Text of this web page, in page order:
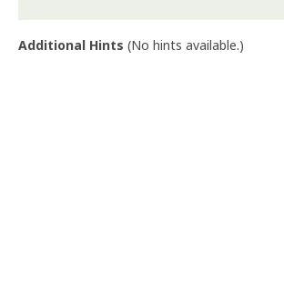
Additional Hints (No hints available.)